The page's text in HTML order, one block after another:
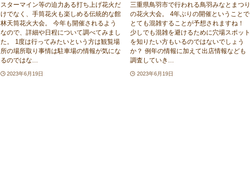
スターマイン等の迫力ある打ち上げ花火だ
けでなく、手筒花火も楽しめる伝統的な館
林天筒花火大会。 今年も開催されるよう
なので、詳細や日程について調べてみまし
た。 1度は行ってみたいという方は観覧場
所の場所取り事情は駐車場の情報が気にな
るのではな...
2023年6月19日
三重県鳥羽市で行われる鳥羽みなとまつり
の花火大会。 4年ぶりの開催ということで
とても混雑することが予想されますね！
少しでも混雑を避けるために穴場スポット
を知りたい方もいるのではないでしょう
か？ 例年の情報に加えて出店情報なども
調査していき...
2023年6月19日